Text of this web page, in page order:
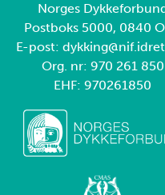
Norges
Postboks 5000, 0840
E-post:
Org. nr: 970 261 850
EHF: 970261850